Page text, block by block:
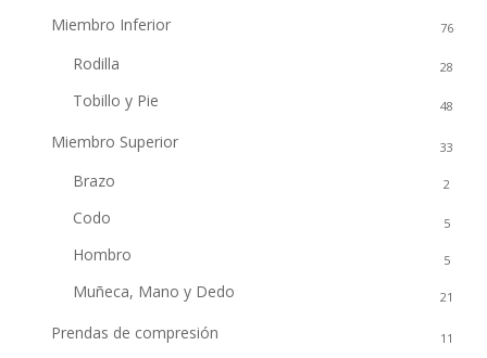
Miembro Inferior 76
Rodilla 28
Tobillo y Pie 48
Miembro Superior 33
Brazo 2
Codo 5
Hombro 5
Muñeca, Mano y Dedo 21
Prendas de compresión 11